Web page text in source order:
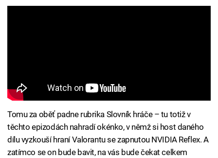
Tomu za oběť padne rubrika Slovník hráče – tu totiž v
těchto epizodách nahradí okénko, v němž si host daného
dílu vyzkouší hraní Valorantu se zapnutou NVIDIA Reflex. A
zatímco se on bude bavit, na vás bude čekat celkem